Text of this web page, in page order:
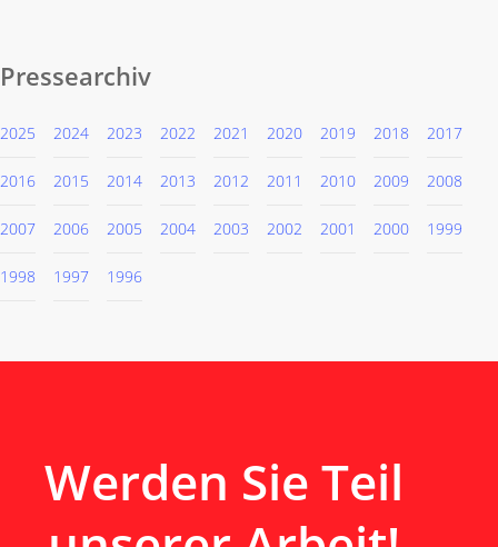
Pressearchiv
2025 2024 2023 2022 2021 2020 2019 2018 2017
2016 2015 2014 2013 2012 2011 2010 2009 2008
2007 2006 2005 2004 2003 2002 2001 2000 1999
1998 1997 1996
Werden Sie Teil